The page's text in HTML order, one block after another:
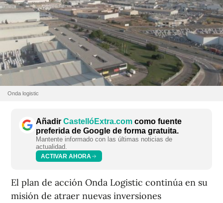
Onda logistic
Añadir CastellóExtra.com como fuente
preferida de Google de forma gratuita.
Mantente informado con las últimas noticias de
actualidad.
ACTIVAR AHORA
El plan de acción Onda Logistic continúa en su
misión de atraer nuevas inversiones